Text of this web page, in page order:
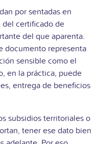
por sentadas en
del certificado de
del que aparenta.
documento representa
sensible como el
en la práctica, puede
entrega de beneficios
subsidios territoriales o
tener ese dato bien